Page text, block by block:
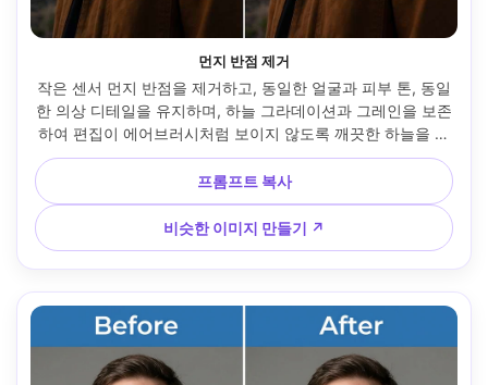
먼지 반점 제거
작은 센서 먼지 반점을 제거하고, 동일한 얼굴과 피부 톤, 동일
한 의상 디테일을 유지하며, 하늘 그라데이션과 그레인을 보존
하여 편집이 에어브러시처럼 보이지 않도록 깨끗한 하늘을 조
각하세요 --ar 4:5
프롬프트 복사
비슷한 이미지 만들기 ↗